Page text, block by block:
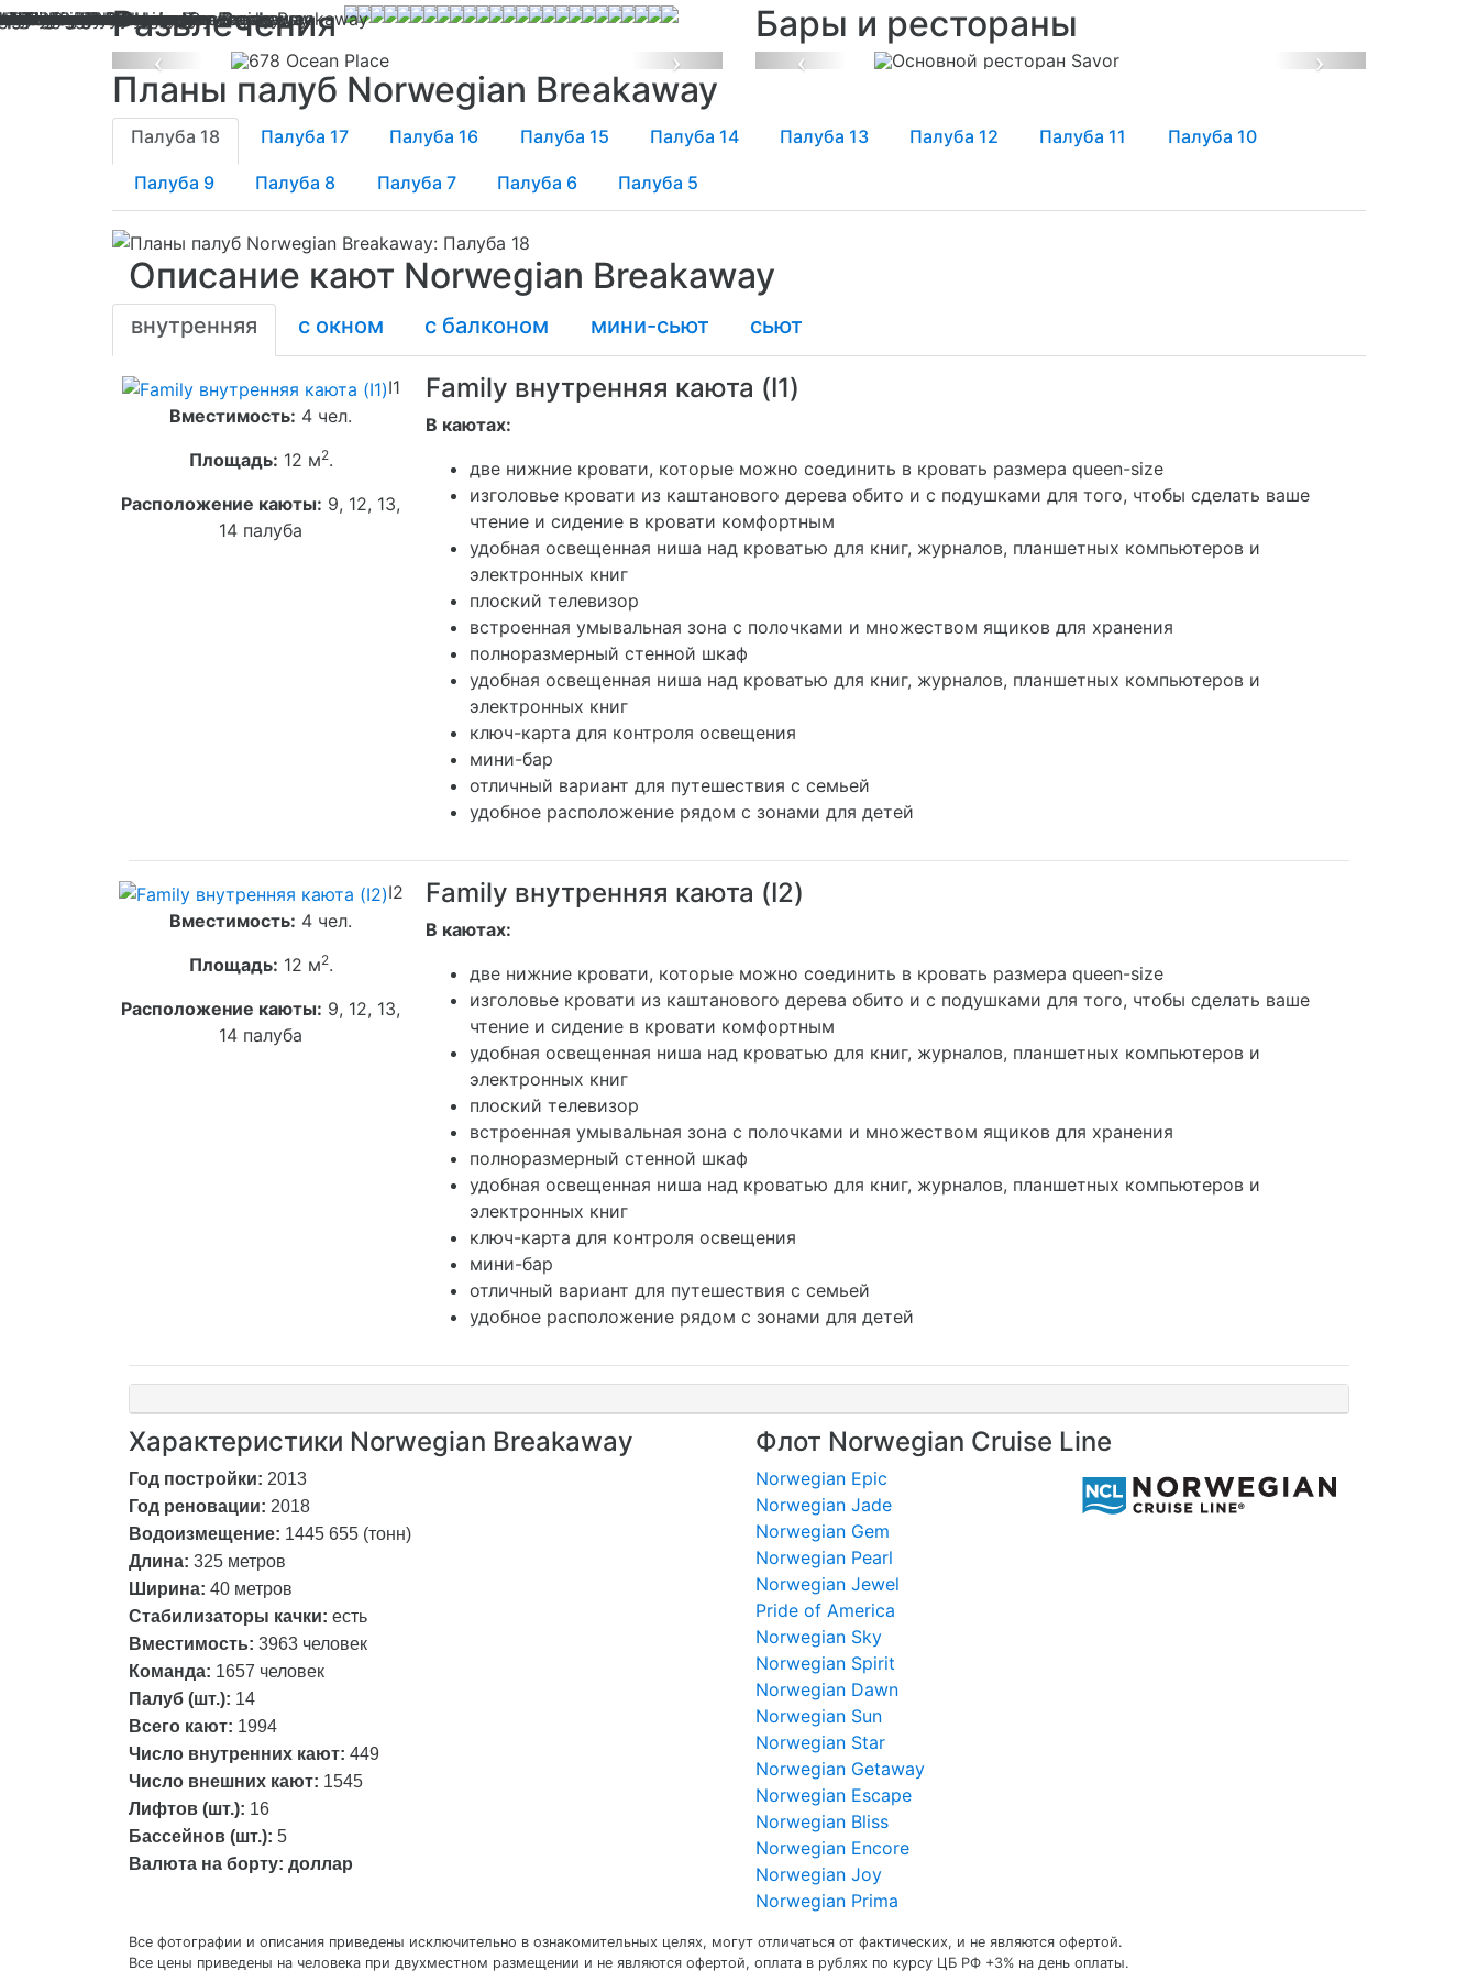
Развлечения
Previous Next
Бары и рестораны
Previous Next
Планы палуб Norwegian Breakaway
Палуба 18 Палуба 17 Палуба 16 Палуба 15 Палуба 14 Палуба 13 Палуба 12 Палуба 11 Палуба 10
Палуба 9 Палуба 8 Палуба 7 Палуба 6 Палуба 5
Описание кают Norwegian Breakaway
внутренняя с окном с балконом мини-сьют сьют
I1
Вместимость: 4 чел.
Площадь: 12 м2.
Расположение каюты: 9, 12, 13,
14 палуба
Family внутренняя каюта (I1)
В каютах:
две нижние кровати, которые можно соединить в кровать размера queen-size
изголовье кровати из каштанового дерева обито и с подушками для того, чтобы сделать ваше
чтение и сидение в кровати комфортным
удобная освещенная ниша над кроватью для книг, журналов, планшетных компьютеров и
электронных книг
плоский телевизор
встроенная умывальная зона с полочками и множеством ящиков для хранения
полноразмерный стенной шкаф
удобная освещенная ниша над кроватью для книг, журналов, планшетных компьютеров и
электронных книг
ключ-карта для контроля освещения
мини-бар
отличный вариант для путешествия с семьей
удобное расположение рядом с зонами для детей
I2
Вместимость: 4 чел.
Площадь: 12 м2.
Расположение каюты: 9, 12, 13,
14 палуба
Family внутренняя каюта (I2)
В каютах:
две нижние кровати, которые можно соединить в кровать размера queen-size
изголовье кровати из каштанового дерева обито и с подушками для того, чтобы сделать ваше
чтение и сидение в кровати комфортным
удобная освещенная ниша над кроватью для книг, журналов, планшетных компьютеров и
электронных книг
плоский телевизор
встроенная умывальная зона с полочками и множеством ящиков для хранения
полноразмерный стенной шкаф
удобная освещенная ниша над кроватью для книг, журналов, планшетных компьютеров и
электронных книг
ключ-карта для контроля освещения
мини-бар
отличный вариант для путешествия с семьей
удобное расположение рядом с зонами для детей
Характеристики Norwegian Breakaway
Год постройки: 2013
Год реновации: 2018
Водоизмещение: 1445 655 (тонн)
Длина: 325 метров
Ширина: 40 метров
Стабилизаторы качки: есть
Вместимость: 3963 человек
Команда: 1657 человек
Палуб (шт.): 14
Всего кают: 1994
Число внутренних кают: 449
Число внешних кают: 1545
Лифтов (шт.): 16
Бассейнов (шт.): 5
Валюта на борту: доллар
Флот Norwegian Cruise Line
Norwegian Epic
Norwegian Jade
Norwegian Gem
Norwegian Pearl
Norwegian Jewel
Pride of America
Norwegian Sky
Norwegian Spirit
Norwegian Dawn
Norwegian Sun
Norwegian Star
Norwegian Getaway
Norwegian Escape
Norwegian Bliss
Norwegian Encore
Norwegian Joy
Norwegian Prima
Все фотографии и описания приведены исключительно в ознакомительных целях, могут отличаться от фактических, и не являются офертой.
Все цены приведены на человека при двухместном размещении и не являются офертой, оплата в рублях по курсу ЦБ РФ +3% на день оплаты.